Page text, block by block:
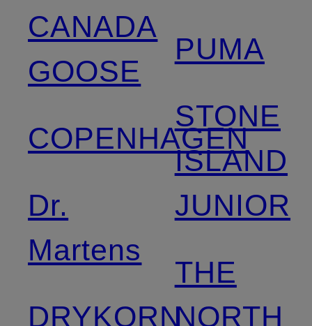
CANADA
GOOSE
COPENHAGEN
Dr.
Martens
DRYKORN
PUMA
STONE
ISLAND
JUNIOR
THE
NORTH